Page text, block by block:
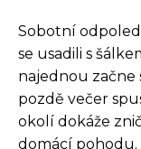
Sobotní
se usadili s
najednou začne
pozdě večer
okolí dokáže
domácí pohodu.